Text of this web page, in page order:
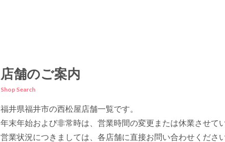
店舗のご案内
Shop Search
福井県福井市の西松屋店舗一覧です。
年末年始および非常時は、営業時間の変更または休業させて
営業状況につきましては、各店舗に直接お問い合わせください